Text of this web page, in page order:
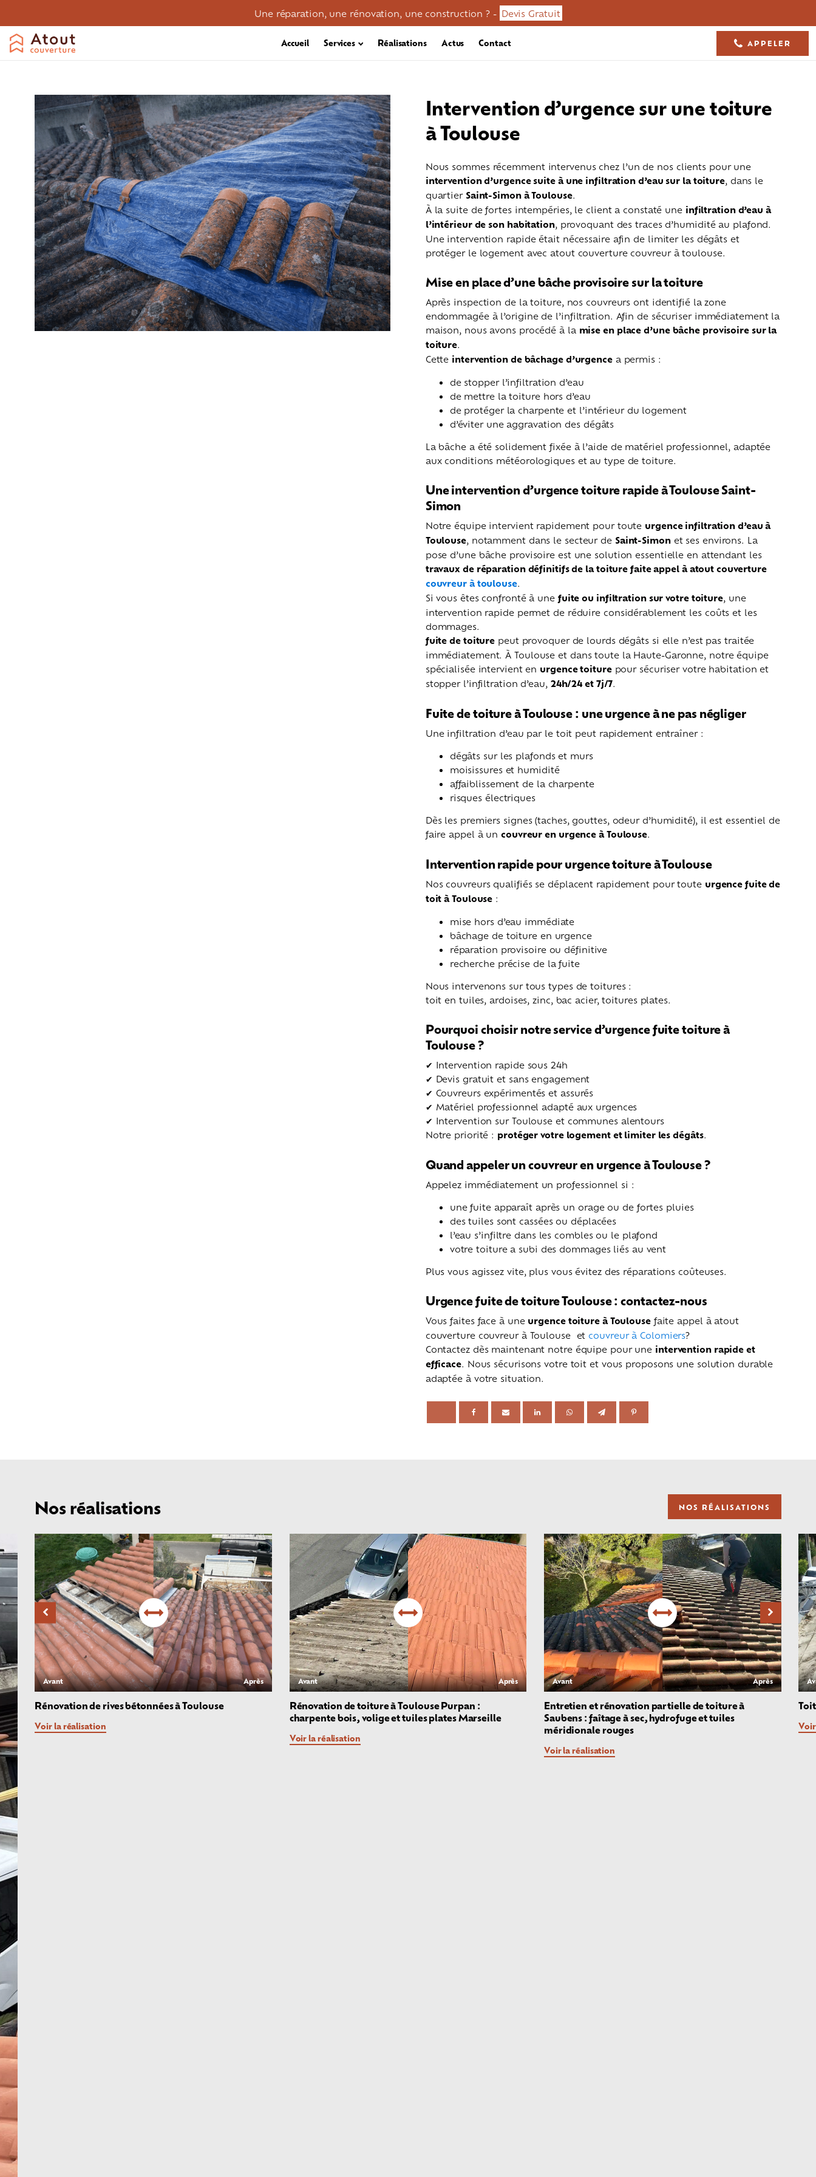
Une réparation, une rénovation, une construction ? - Devis Gratuit
Accueil Services
Couverture Désamiantage Entretien / démoussage Réparation toiture Zinguerie Isolation toiture Charpente
Réalisations Actus Contact 05 61 36 23 68
APPELER
Intervention d’urgence sur une toiture
à Toulouse
Nous sommes récemment intervenus chez l’un de nos clients pour une
intervention d’urgence suite à une infiltration d’eau sur la toiture, dans le
quartier Saint-Simon à Toulouse.
À la suite de fortes intempéries, le client a constaté une infiltration d’eau à
l’intérieur de son habitation, provoquant des traces d’humidité au plafond.
Une intervention rapide était nécessaire afin de limiter les dégâts et
protéger le logement avec atout couverture couvreur à toulouse.
Mise en place d’une bâche provisoire sur la toiture
Après inspection de la toiture, nos couvreurs ont identifié la zone
endommagée à l’origine de l’infiltration. Afin de sécuriser immédiatement la
maison, nous avons procédé à la mise en place d’une bâche provisoire sur la
toiture.
Cette intervention de bâchage d’urgencea permis :
de stopper l’infiltration d’eau
de mettre la toiture hors d’eau
de protéger la charpente et l’intérieur du logement
d’éviter une aggravation des dégâts
La bâche a été solidement fixée à l’aide de matériel professionnel, adaptée
aux conditions météorologiques et au type de toiture.
Une intervention d’urgence toiture rapide à Toulouse Saint-
Simon
Notre équipe intervient rapidement pour toute urgence infiltration d’eau à
Toulouse, notamment dans le secteur de Saint-Simonet ses environs. La
pose d’une bâche provisoire est une solution essentielle en attendant les
travaux de réparation définitifs de la toiture faite appel à atout couverture
couvreur à toulouse.
Si vous êtes confronté à une fuite ou infiltration sur votre toiture, une
intervention rapide permet de réduire considérablement les coûts et les
dommages.
fuite de toiture peut provoquer de lourds dégâts si elle n’est pas traitée
immédiatement. À Toulouse et dans toute la Haute-Garonne, notre équipe
spécialisée intervient en urgence toiturepour sécuriser votre habitation et
stopper l’infiltration d’eau, 24h/24 et 7j/7.
Fuite de toiture à Toulouse : une urgence à ne pas négliger
Une infiltration d’eau par le toit peut rapidement entraîner :
dégâts sur les plafonds et murs
moisissures et humidité
affaiblissement de la charpente
risques électriques
Dès les premiers signes (taches, gouttes, odeur d’humidité), il est essentiel de
faire appel à uncouvreur en urgence à Toulouse.
Intervention rapide pour urgence toiture à Toulouse
Nos couvreurs qualifiés se déplacent rapidement pour toute urgence fuite de
toit à Toulouse :
mise hors d’eau immédiate
bâchage de toiture en urgence
réparation provisoire ou définitive
recherche précise de la fuite
Nous intervenons sur tous types de toitures :
toit en tuiles, ardoises, zinc, bac acier, toitures plates.
Pourquoi choisir notre service d’urgence fuite toiture à
Toulouse ?
✔ Intervention rapide sous 24h
✔ Devis gratuit et sans engagement
✔ Couvreurs expérimentés et assurés
✔ Matériel professionnel adapté aux urgences
✔ Intervention sur Toulouse et communes alentours
Notre priorité : protéger votre logement et limiter les dégâts.
Quand appeler un couvreur en urgence à Toulouse ?
Appelez immédiatement un professionnel si :
une fuite apparaît après un orage ou de fortes pluies
des tuiles sont cassées ou déplacées
l’eau s’infiltre dans les combles ou le plafond
votre toiture a subi des dommages liés au vent
Plus vous agissez vite, plus vous évitez des réparations coûteuses.
Urgence fuite de toiture Toulouse : contactez-nous
Vous faites face à une urgence toiture à Toulousefaite appel à atout
couverture couvreur à Toulouse et couvreur à Colomiers?
Contactez dès maintenant notre équipe pour une intervention rapide et
efficace. Nous sécurisons votre toit et vous proposons une solution durable
adaptée à votre situation.
Nos réalisations NOS RÉALISATIONS
Avant Après
Rénovation de rives bétonnées à Toulouse
Voir la réalisation
Avant Après
Rénovation de toiture à Toulouse Purpan :
charpente bois, volige et tuiles plates Marseille
Voir la réalisation
Avant Après
Entretien et rénovation partielle de toiture à
Saubens : faîtage à sec, hydrofuge et tuiles
méridionale rouges
Voir la réalisation